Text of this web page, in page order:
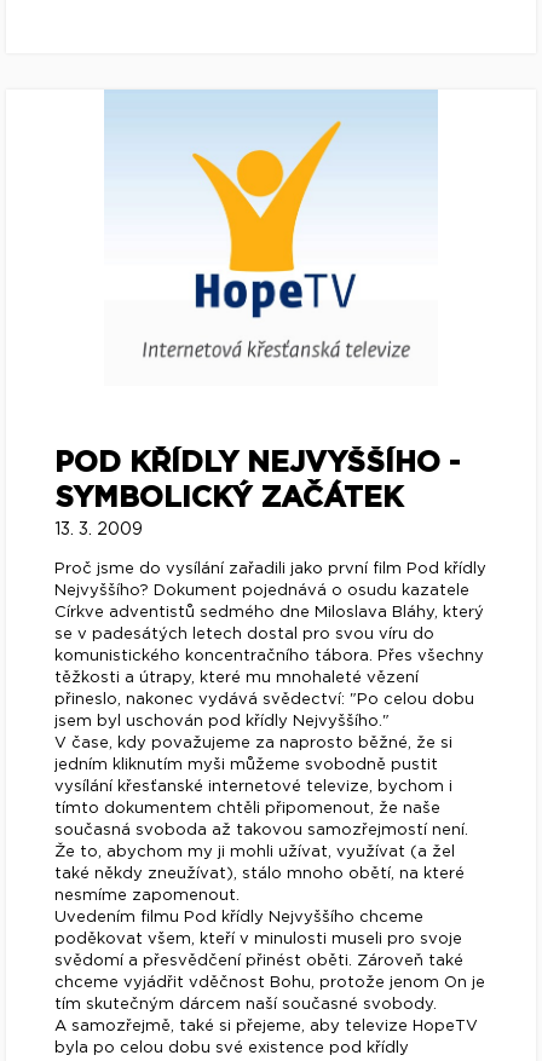
POD KŘÍDLY NEJVYŠŠÍHO -
SYMBOLICKÝ ZAČÁTEK
13. 3. 2009
Proč jsme do vysílání zařadili jako první film Pod křídly
Nejvyššího? Dokument pojednává o osudu kazatele
Církve adventistů sedmého dne Miloslava Bláhy, který
se v padesátých letech dostal pro svou víru do
komunistického koncentračního tábora. Přes všechny
těžkosti a útrapy, které mu mnohaleté vězení
přineslo, nakonec vydává svědectví: "Po celou dobu
jsem byl uschován pod křídly Nejvyššího."
V čase, kdy považujeme za naprosto běžné, že si
jedním kliknutím myši můžeme svobodně pustit
vysílání křesťanské internetové televize, bychom i
tímto dokumentem chtěli připomenout, že naše
současná svoboda až takovou samozřejmostí není.
Že to, abychom my ji mohli užívat, využívat (a žel
také někdy zneužívat), stálo mnoho obětí, na které
nesmíme zapomenout.
Uvedením filmu Pod křídly Nejvyššího chceme
poděkovat všem, kteří v minulosti museli pro svoje
svědomí a přesvědčení přinést oběti. Zároveň také
chceme vyjádřit vděčnost Bohu, protože jenom On je
tím skutečným dárcem naší současné svobody.
A samozřejmě, také si přejeme, aby televize HopeTV
byla po celou dobu své existence pod křídly